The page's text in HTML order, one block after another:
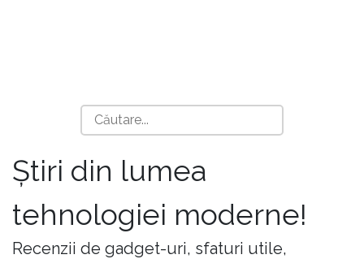
Știri din lumea
tehnologiei moderne!
Recenzii de gadget-uri, sfaturi utile,